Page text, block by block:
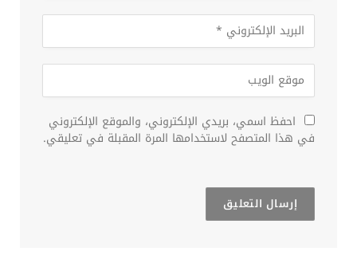
احفظ اسمي، بريدي الإلكتروني، والموقع الإلكتروني
في هذا المتصفح لاستخدامها المرة المقبلة في تعليقي.